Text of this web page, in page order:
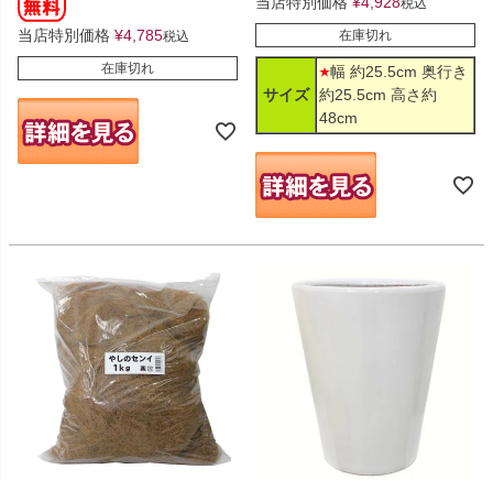
当店特別価格 ¥4,785税込
在庫切れ
在庫切れ
サイズ
幅 約25.5cm 奥行き
約25.5cm 高さ約
48cm